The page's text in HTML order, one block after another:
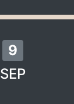
9
SEP